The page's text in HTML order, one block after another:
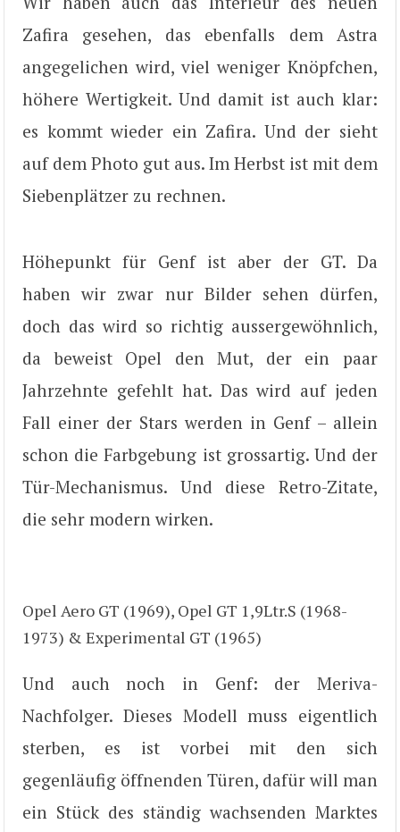
Zafira gesehen, das ebenfalls dem Astra
angegelichen wird, viel weniger Knöpfchen,
höhere Wertigkeit. Und damit ist auch klar:
es kommt wieder ein Zafira. Und der sieht
auf dem Photo gut aus. Im Herbst ist mit dem
Siebenplätzer zu rechnen.
Höhepunkt für Genf ist aber der GT. Da
haben wir zwar nur Bilder sehen dürfen,
doch das wird so richtig aussergewöhnlich,
da beweist Opel den Mut, der ein paar
Jahrzehnte gefehlt hat. Das wird auf jeden
Fall einer der Stars werden in Genf – allein
schon die Farbgebung ist grossartig. Und der
Tür-Mechanismus. Und diese Retro-Zitate,
die sehr modern wirken.
Opel Aero GT (1969), Opel GT 1,9Ltr.S (1968-
1973) & Experimental GT (1965)
Und auch noch in Genf: der Meriva-
Nachfolger. Dieses Modell muss eigentlich
sterben, es ist vorbei mit den sich
gegenläufig öffnenden Türen, dafür will man
ein Stück des ständig wachsenden Marktes